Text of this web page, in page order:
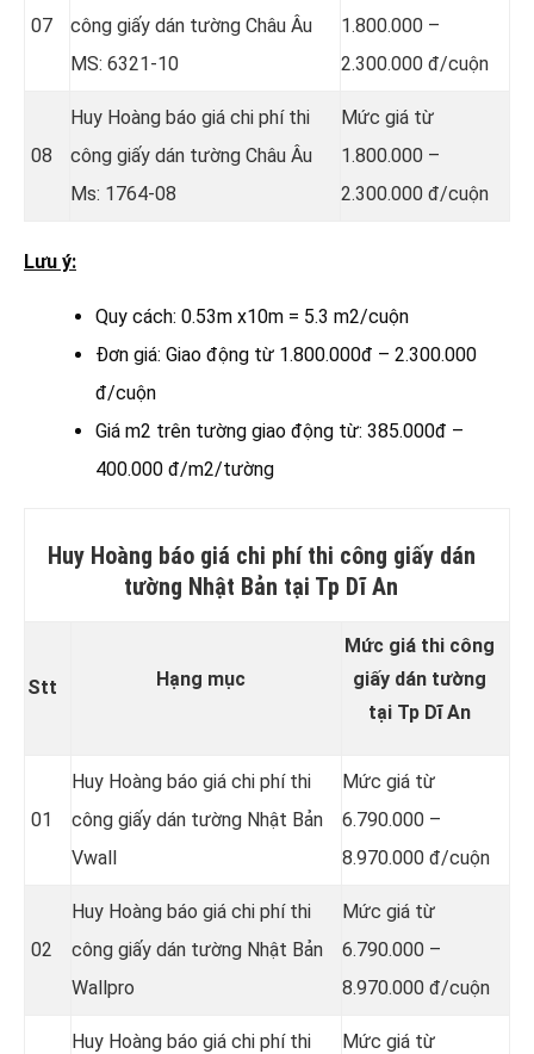
07
công giấy dán tường Châu Âu
MS: 6321-10
1.800.000 –
2.300.000 đ/cuộn
08
Huy Hoàng báo giá chi phí thi
công giấy dán tường Châu Âu
Ms: 1764-08
Mức giá từ
1.800.000 –
2.300.000 đ/cuộn
Lưu ý:
Quy cách: 0.53m x10m = 5.3 m2/cuộn
Đơn giá: Giao động từ 1.800.000đ – 2.300.000
đ/cuộn
Giá m2 trên tường giao động từ: 385.000đ –
400.000 đ/m2/tường
Huy Hoàng báo giá chi phí thi công giấy dán
tường Nhật Bản tại Tp Dĩ An
Stt Hạng mục
Mức giá thi công
giấy dán tường
tại Tp Dĩ An
01
Huy Hoàng báo giá chi phí thi
công giấy dán tường Nhật Bản
Vwall
Mức giá từ
6.790.000 –
8.970.000 đ/cuộn
02
Huy Hoàng báo giá chi phí thi
công giấy dán tường Nhật Bản
Wallpro
Mức giá từ
6.790.000 –
8.970.000 đ/cuộn
Huy Hoàng báo giá chi phí thi
Mức giá từ